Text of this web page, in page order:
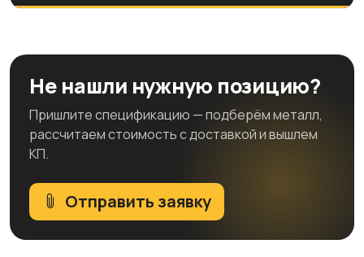
Не нашли нужную позицию?
Пришлите спецификацию — подберём металл,
рассчитаем стоимость с доставкой и вышлем
КП.
Отправить заявку